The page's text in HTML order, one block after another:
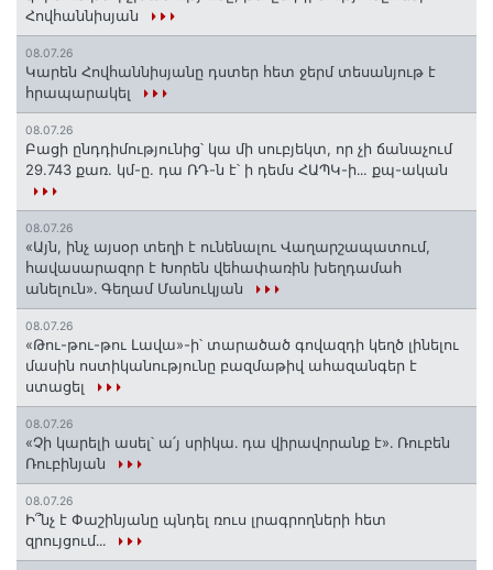
Հովհաննիսյան
08.07.26
Կարեն Հովհաննիսյանը դստեր հետ ջերմ տեսանյութ է
հրապարակել
08.07.26
Բացի ընդդիմությունից՝ կա մի սուբյեկտ, որ չի ճանաչում
29.743 քառ. կմ-ը. դա ՌԴ-ն է՝ ի դեմս ՀԱՊԿ-ի․․. քպ-ական
08.07.26
«Այն, ինչ այսօր տեղի է ունենալու Վաղարշապատում,
հավասարազոր է Խորեն վեհափառին խեղդամահ
անելուն»․ Գեղամ Մանուկյան
08.07.26
«Թու-թու-թու Լավա»-ի՝ տարածած գովազդի կեղծ լինելու
մասին ոստիկանությունը բազմաթիվ ահազանգեր է
ստացել
08.07.26
«Չի կարելի ասել՝ ա՛յ սրիկա․ դա վիրավորանք է»․ Ռուբեն
Ռուբինյան
08.07.26
Ի՞նչ է Փաշինյանը պնդել ռուս լրագրողների հետ
զրույցում․․․